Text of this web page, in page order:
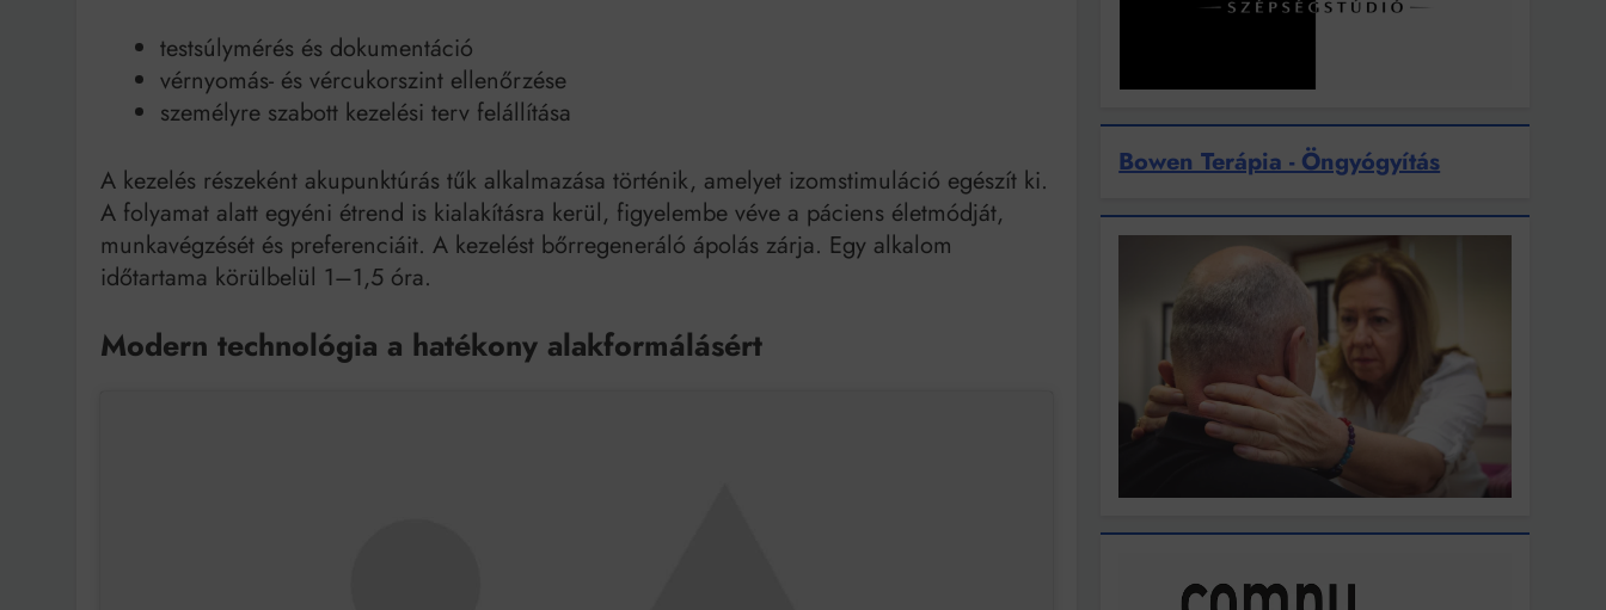
testsúlymérés és dokumentáció
vérnyomás- és vércukorszint ellenőrzése
személyre szabott kezelési terv felállítása
A kezelés részeként akupunktúrás tűk alkalmazása történik, amelyet izomstimuláció egészít ki.
A folyamat alatt egyéni étrend is kialakításra kerül, figyelembe véve a páciens életmódját,
munkavégzését és preferenciáit. A kezelést bőrregeneráló ápolás zárja. Egy alkalom
időtartama körülbelül 1–1,5 óra.
Modern technológia a hatékony alakformálásért
Bowen Terápia - Öngyógyítás